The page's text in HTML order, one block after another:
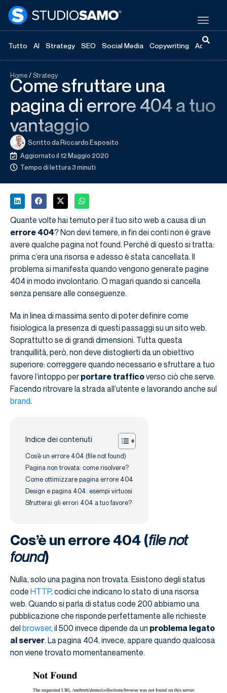
Tutto AI Strategy SEO Social Media Copywriting
Home/Strategy
Come sfruttare una
pagina di errore 404 a tuo
vantaggio
Scritto daRiccardo Esposito
Aggiornato il 12 Maggio 2020
Tempo di lettura 3 minuti
Quante volte hai temuto per il tuo sito web a causa di un
errore 404? Non devi temere, in fin dei conti non è grave
avere qualche pagina not found. Perché di questo si tratta:
prima c’era una risorsa e adesso è stata cancellata. Il
problema si manifesta quando vengono generate pagine
404 in modo involontario. O magari quando si cancella
senza pensare alle conseguenze.
Ma in linea di massima sento di poter definire come
fisiologica la presenza di questi passaggi su un sito web.
Soprattutto se di grandi dimensioni. Tutta questa
tranquillità, però, non deve distoglierti da un obiettivo
superiore: correggere quando necessario e sfruttare a tuo
favore l’intoppo perportare trafficoverso ciò che serve.
Facendo ritrovare la strada all’utente e lavorando anche sul
brand.
Indice dei contenuti
Cos’è un errore 404 (file not found)
Pagina non trovata: come risolvere?
Come ottimizzare pagina errore 404
Design e pagina 404: esempi virtuosi
Sfrutterai gli errori 404 a tuo favore?
Cos’è un errore 404 (file not
found)
Nulla, solo una pagina non trovata. Esistono degli status
code HTTP, codici che indicano lo stato di una risorsa
web. Quando si parla di status code 200 abbiamo una
pubblicazione che risponde perfettamente alle richieste
del browser, il 500 invece dipende da un problema legato
al server. La pagina 404, invece, appare quando qualcosa
non viene trovato momentaneamente.